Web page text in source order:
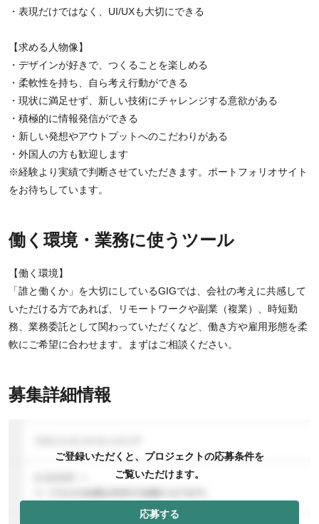
・表現だけではなく、UI/UXも大切にできる
【求める人物像】
・デザインが好きで、つくることを楽しめる
・柔軟性を持ち、自ら考え行動ができる
・現状に満足せず、新しい技術にチャレンジする意欲がある
・積極的に情報発信ができる
・新しい発想やアウトプットへのこだわりがある
・外国人の方も歓迎します
※経験より実績で判断させていただきます。ポートフォリオサイト
をお待ちしています。
働く環境・業務に使うツール
【働く環境】
「誰と働くか」を大切にしているGIGでは、会社の考えに共感して
いただける方であれば、リモートワークや副業（複業）、時短勤
務、業務委託として関わっていただくなど、働き方や雇用形態を柔
軟にご希望に合わせます。まずはご相談ください。
募集詳細情報
ご登録いただくと、プロジェクトの応募条件を
ご覧いただけます。
応募する